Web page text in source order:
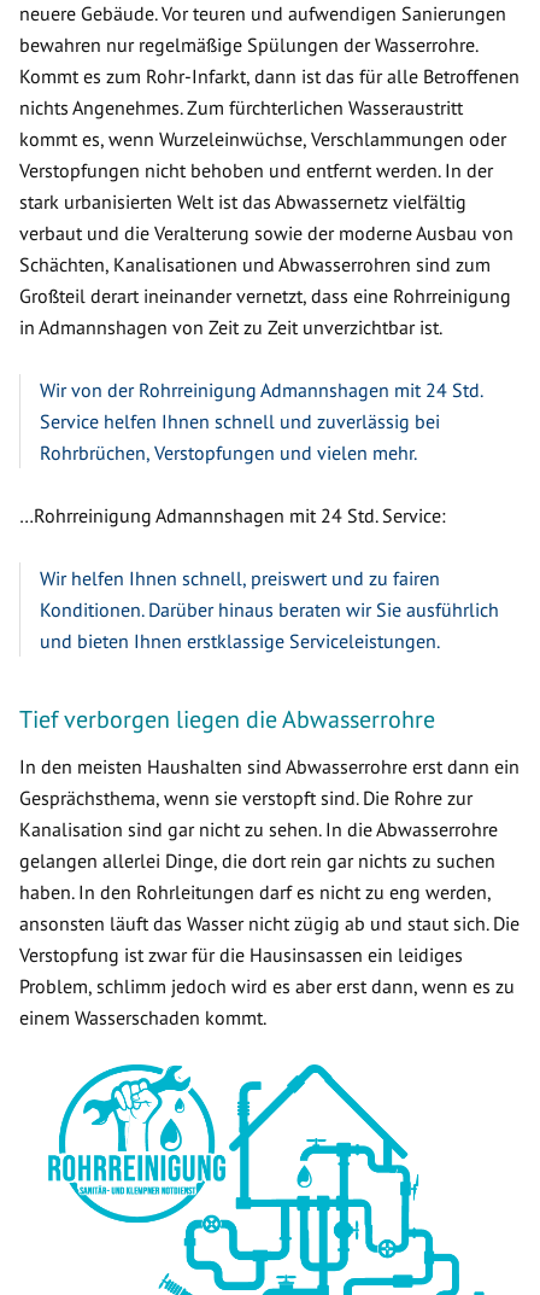
neuere Gebäude. Vor teuren und aufwendigen Sanierungen
bewahren nur regelmäßige Spülungen der Wasserrohre.
Kommt es zum Rohr-Infarkt, dann ist das für alle Betroffenen
nichts Angenehmes. Zum fürchterlichen Wasseraustritt
kommt es, wenn Wurzeleinwüchse, Verschlammungen oder
Verstopfungen nicht behoben und entfernt werden. In der
stark urbanisierten Welt ist das Abwassernetz vielfältig
verbaut und die Veralterung sowie der moderne Ausbau von
Schächten, Kanalisationen und Abwasserrohren sind zum
Großteil derart ineinander vernetzt, dass eine Rohrreinigung
in Admannshagen von Zeit zu Zeit unverzichtbar ist.
Wir von der Rohrreinigung Admannshagen mit 24 Std.
Service helfen Ihnen schnell und zuverlässig bei
Rohrbrüchen, Verstopfungen und vielen mehr.
…Rohrreinigung Admannshagen mit 24 Std. Service:
Wir helfen Ihnen schnell, preiswert und zu fairen
Konditionen. Darüber hinaus beraten wir Sie ausführlich
und bieten Ihnen erstklassige Serviceleistungen.
Tief verborgen liegen die Abwasserrohre
In den meisten Haushalten sind Abwasserrohre erst dann ein
Gesprächsthema, wenn sie verstopft sind. Die Rohre zur
Kanalisation sind gar nicht zu sehen. In die Abwasserrohre
gelangen allerlei Dinge, die dort rein gar nichts zu suchen
haben. In den Rohrleitungen darf es nicht zu eng werden,
ansonsten läuft das Wasser nicht zügig ab und staut sich. Die
Verstopfung ist zwar für die Hausinsassen ein leidiges
Problem, schlimm jedoch wird es aber erst dann, wenn es zu
einem Wasserschaden kommt.